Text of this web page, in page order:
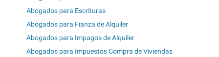
Abogados para Escrituras
Abogados para Fianza de Alquiler
Abogados para Impagos de Alquiler
Abogados para Impuestos Compra de Viviendas